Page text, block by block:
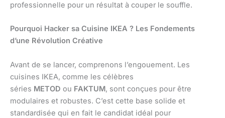
professionnelle pour un résultat à couper le souffle.
Pourquoi Hacker sa Cuisine IKEA ? Les Fondements
d’une Révolution Créative
Avant de se lancer, comprenons l’engouement. Les
cuisines IKEA, comme les célèbres
séries METOD ou FAKTUM, sont conçues pour être
modulaires et robustes. C’est cette base solide et
standardisée qui en fait le candidat idéal pour